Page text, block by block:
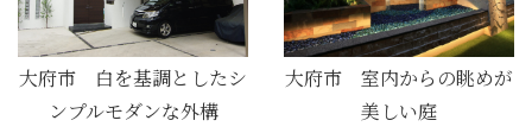
大府市 白を基調としたシ
ンプルモダンな外構
大府市 室内からの眺めが
美しい庭